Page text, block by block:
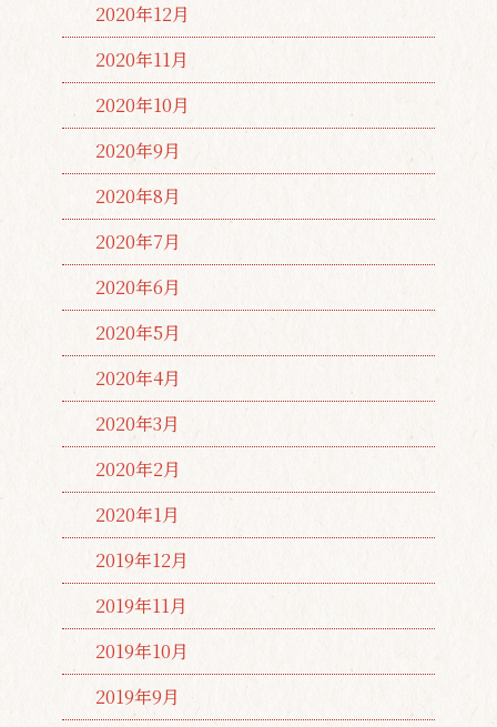
2020年12月
2020年11月
2020年10月
2020年9月
2020年8月
2020年7月
2020年6月
2020年5月
2020年4月
2020年3月
2020年2月
2020年1月
2019年12月
2019年11月
2019年10月
2019年9月